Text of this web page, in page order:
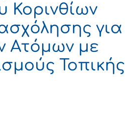
Κορινθίων
για
Ατόμων με
Τοπικής